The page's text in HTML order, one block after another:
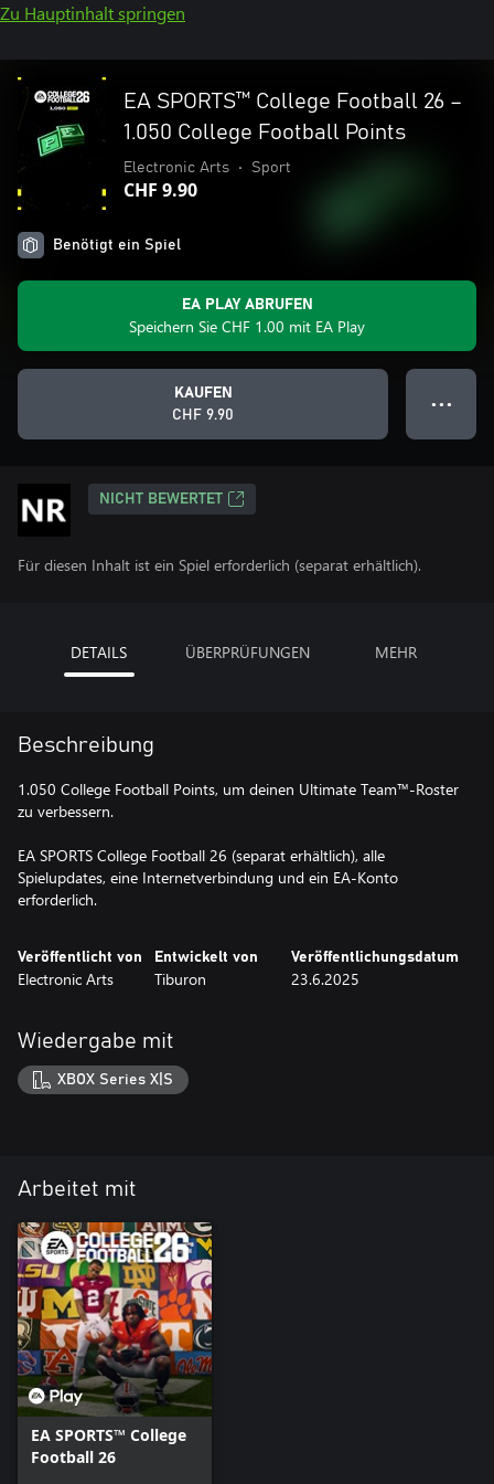
Zu Hauptinhalt springen
EA SPORTS™ College Football 26 –
1.050 College Football Points
Electronic Arts • Sport
CHF 9.90
Benötigt ein Spiel
EA PLAY ABRUFEN
Speichern Sie CHF 1.00 mit EA Play
KAUFEN
CHF 9.90
● ● ●
NICHT BEWERTET
Für diesen Inhalt ist ein Spiel erforderlich (separat erhältlich).
DETAILS ÜBERPRÜFUNGEN MEHR
Beschreibung
1.050 College Football Points, um deinen Ultimate Team™-Roster
zu verbessern.
EA SPORTS College Football 26 (separat erhältlich), alle
Spielupdates, eine Internetverbindung und ein EA-Konto
Veröffentlicht von
Electronic Arts
Entwickelt von
Tiburon
Veröffentlichungsdatum
23.6.2025
Wiedergabe mit
XBOX Series X|S
Arbeitet mit
EA SPORTS™ College
Football 26